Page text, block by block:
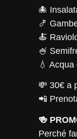
🐙
🍤
🍝
🍧
💧
💸 30€ a
📲
🍻
Perché